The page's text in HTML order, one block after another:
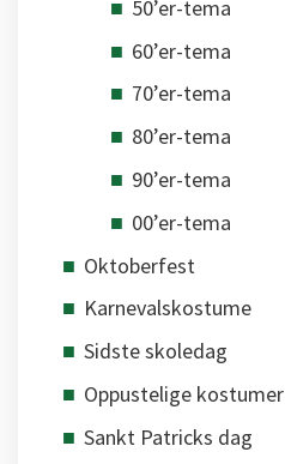
50’er-tema
60’er-tema
70’er-tema
80’er-tema
90’er-tema
00’er-tema
Oktoberfest
Karnevalskostume
Sidste skoledag
Oppustelige kostumer
Sankt Patricks dag